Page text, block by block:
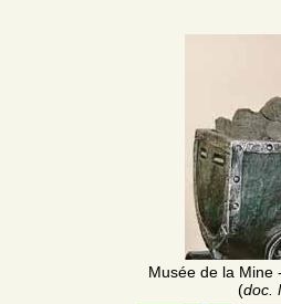
Musée de la Mine
(doc.